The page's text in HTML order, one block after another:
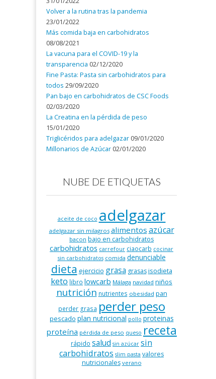
Volver a la rutina tras la pandemia
23/01/2022
Más comida baja en carbohidratos
08/08/2021
La vacuna para el COVID-19 y la
transparencia 02/12/2020
Fine Pasta: Pasta sin carbohidratos para
todos 29/09/2020
Pan bajo en carbohidratos de CSC Foods
02/03/2020
La Creatina en la pérdida de peso
15/01/2020
Triglicéridos para adelgazar 09/01/2020
Millonarios de Azúcar 02/01/2020
NUBE DE ETIQUETAS
aceite de coco adelgazar
adelgazar sin milagros alimentos azúcar
bacon bajo en carbohidratos
carbohidratos carrefour ciaocarb cocinar
sin carbohidratos comida denunciable
dieta ejercicio grasa grasas isodieta
keto libro lowcarb Málaga navidad niños
nutrición nutrientes obesidad pan
perder grasa perder peso
pescado plan nutricional pollo proteinas
proteína pérdida de peso queso receta
rápido salud sin azúcar sin
carbohidratos slim pasta valores
nutricionales verano